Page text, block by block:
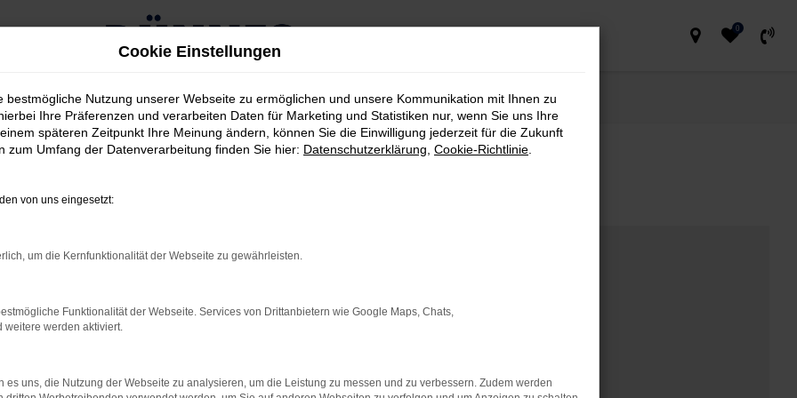
0
NETWORK ERROR
ist ein Fehler aufgetreten.
paar Tipps, die dir helfen können:
deine Firewall und deine Internetverbindung.
andere Webseiten, zum Beispiel deine Suchmaschine?
Cookie Einstellungen
bestmögliche Nutzung unserer Webseite zu ermöglichen und unsere Kommunikation mit Ihnen zu
Ihre Präferenzen und verarbeiten Daten für Marketing und Statistiken nur, wenn Sie uns Ihre
späteren Zeitpunkt Ihre Meinung ändern, können Sie die Einwilligung jederzeit für die Zukunft
zum Umfang der Datenverarbeitung finden Sie hier: Datenschutzerklärung Cookie-Richtlinie
von uns eingesetzt:
um die Kernfunktionalität der Webseite zu gewährleisten.
Funktionalität der Webseite. Services von Drittanbietern wie Google Maps, Chats,
weitere werden aktiviert.
es uns, die Nutzung der Webseite zu analysieren, um die Leistung zu messen und zu verbessern. Zudem werden